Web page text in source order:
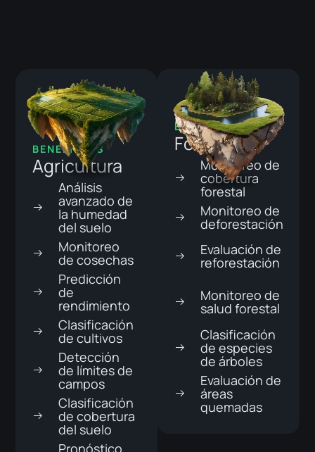
BENEFICIOS
Agricultura
Análisis
avanzado de
la humedad
del suelo
Monitoreo
de cosechas
Predicción
de
rendimiento
Clasificación
de cultivos
Detección
de límites de
campos
Clasificación
de cobertura
del suelo
Pronóstico
BENEFICIOS
Forestales
Monitoreo de
cobertura
forestal
Monitoreo de
deforestación
Evaluación de
reforestación
Monitoreo de
salud forestal
Clasificación
de especies
de árboles
Evaluación de
áreas
quemadas